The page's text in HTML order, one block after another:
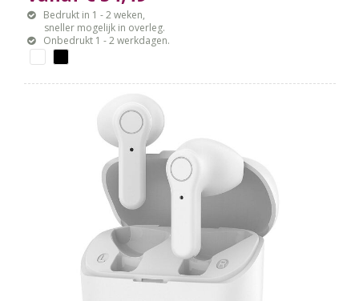
Bedrukt in 1 - 2 weken,
sneller mogelijk in overleg.
Onbedrukt 1 - 2 werkdagen.